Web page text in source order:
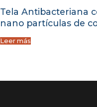
Tela Antibacteriana
nano partículas de
Leer más